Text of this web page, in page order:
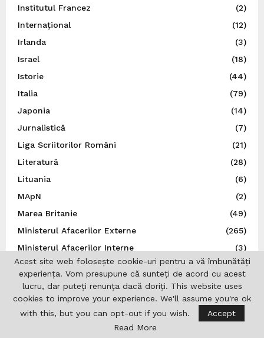
Institutul Francez
(2)
Internațional
(12)
Irlanda
(3)
Israel
(18)
Istorie
(44)
Italia
(79)
Japonia
(14)
Jurnalistică
(7)
Liga Scriitorilor Români
(21)
Literatură
(28)
Lituania
(6)
MApN
(2)
Marea Britanie
(49)
Ministerul Afacerilor Externe
(265)
Ministerul Afacerilor Interne
(3)
Moldova
(113)
Muzică
N.A.T.O.
(8)
Norvegia
Acest site web folosește cookie-uri pentru a vă îmbunătăți
experiența. Vom presupune că sunteți de acord cu acest
lucru, dar puteți renunța dacă doriți. This website uses
cookies to improve your experience. We'll assume you're ok
with this, but you can opt-out if you wish.
Accept
Read More